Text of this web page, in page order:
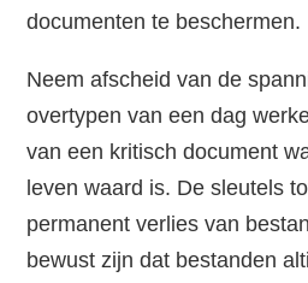
documenten te beschermen.
Neem afscheid van de
overtypen van een dag
van een kritisch document
leven waard is. De sleutels
permanent verlies van
bewust zijn dat bestanden